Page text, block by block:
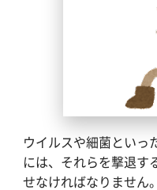
ウイルスや細菌といっ
には、それらを撃退す
せなければなりません。